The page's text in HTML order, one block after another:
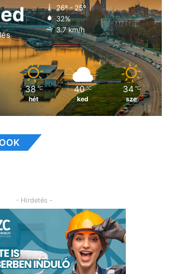
26º - 25º
32%
3.7 km/h
38 ℃
hét
40 ℃
ked
34 ℃
sze
- Hirdetés -